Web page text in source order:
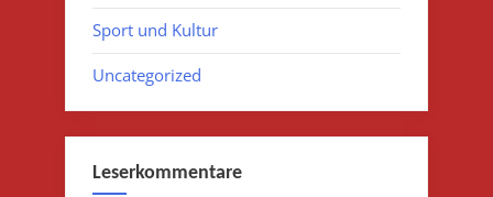
Sport und Kultur
Uncategorized
Leserkommentare